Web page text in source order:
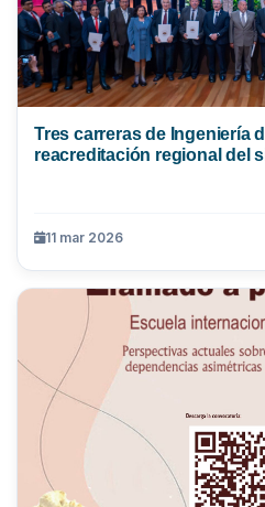
Tres carreras de Ingeniería
reacreditación regional del
11 mar 2026